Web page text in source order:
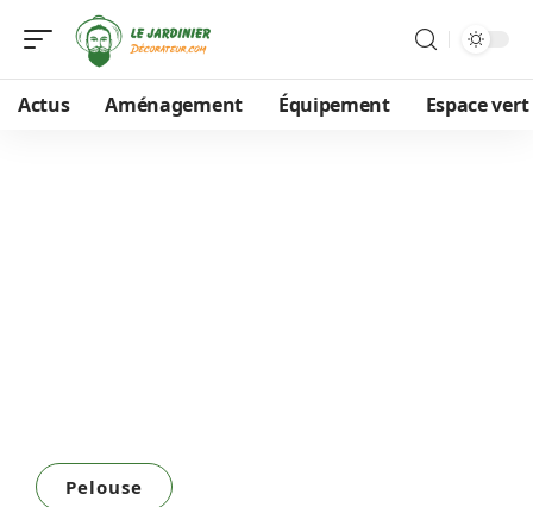
Actus Aménagement Équipement Espace vert
Pelouse